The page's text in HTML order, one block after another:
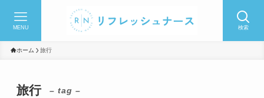
検索
MENU
ホーム 旅行
旅行 – tag –